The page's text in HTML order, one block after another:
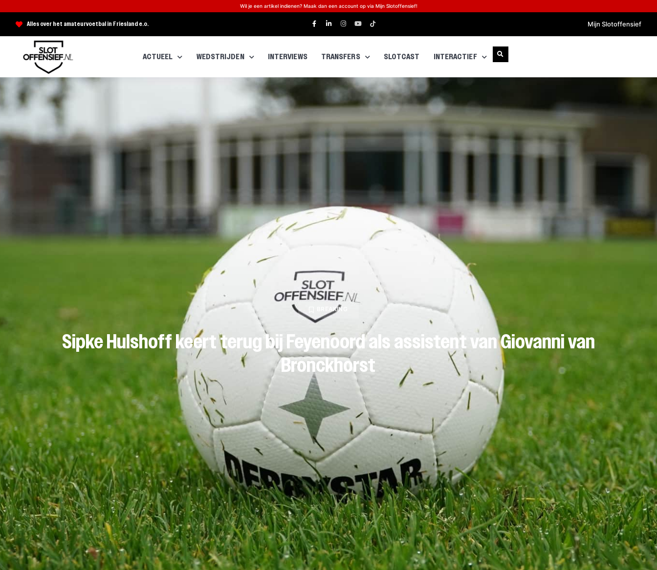
Wil je een artikel indienen? Maak dan een account op via Mijn Slotoffensief!
Mijn Slotoffensief
Alles over het amateurvoetbal in Friesland e.o.
ACTUEEL WEDSTRIJDEN INTERVIEWS TRANSFERS SLOTCAST INTERACTIEF
BREAKING
Sipke Hulshoff keert terug bij Feyenoord als assistent van Giovanni van
Bronckhorst